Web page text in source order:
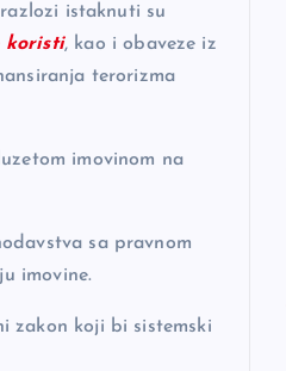
istaknuti su
koristi, kao i obaveze iz
terorizma
imovinom na
sa pravnom
imovine.
zakon koji bi sistemski